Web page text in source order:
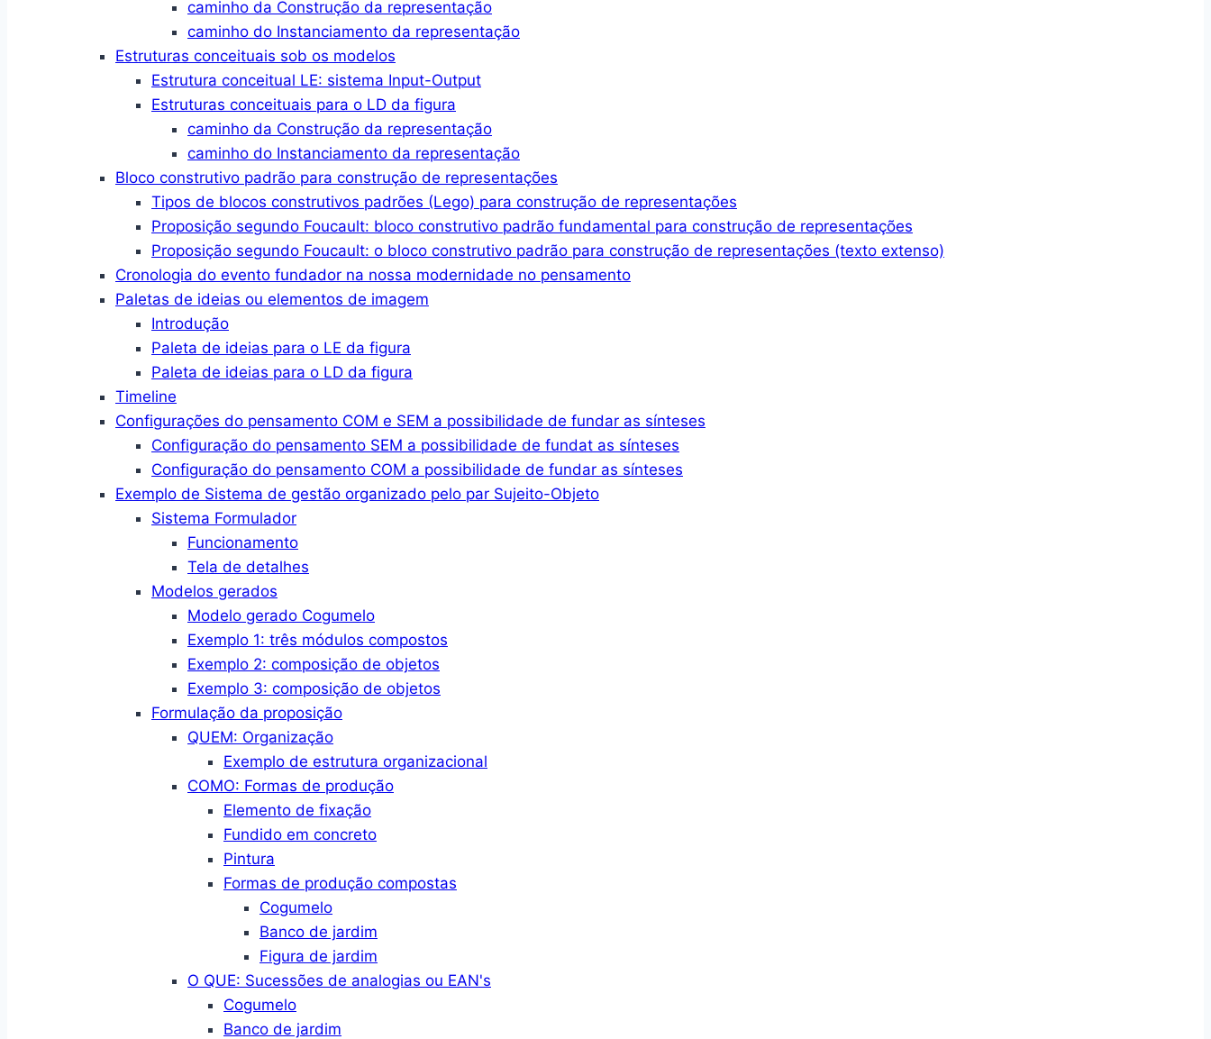
caminho da Construção da representação
caminho do Instanciamento da representação
Estruturas conceituais sob os modelos
Estrutura conceitual LE: sistema Input-Output
Estruturas conceituais para o LD da figura
caminho da Construção da representação
caminho do Instanciamento da representação
Bloco construtivo padrão para construção de representações
Tipos de blocos construtivos padrões (Lego) para construção de representações
Proposição segundo Foucault: bloco construtivo padrão fundamental para construção de representações
Proposição segundo Foucault: o bloco construtivo padrão para construção de representações (texto extenso)
Cronologia do evento fundador na nossa modernidade no pensamento
Paletas de ideias ou elementos de imagem
Introdução
Paleta de ideias para o LE da figura
Paleta de ideias para o LD da figura
Timeline
Configurações do pensamento COM e SEM a possibilidade de fundar as sínteses
Configuração do pensamento SEM a possibilidade de fundat as sínteses
Configuração do pensamento COM a possibilidade de fundar as sínteses
Exemplo de Sistema de gestão organizado pelo par Sujeito-Objeto
Sistema Formulador
Funcionamento
Tela de detalhes
Modelos gerados
Modelo gerado Cogumelo
Exemplo 1: três módulos compostos
Exemplo 2: composição de objetos
Exemplo 3: composição de objetos
Formulação da proposição
QUEM: Organização
Exemplo de estrutura organizacional
COMO: Formas de produção
Elemento de fixação
Fundido em concreto
Pintura
Formas de produção compostas
Cogumelo
Banco de jardim
Figura de jardim
O QUE: Sucessões de analogias ou EAN's
Cogumelo
Banco de jardim